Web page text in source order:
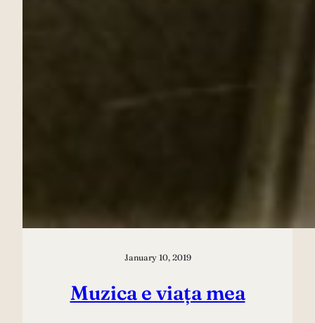
January 10, 2019
Muzica e viața mea